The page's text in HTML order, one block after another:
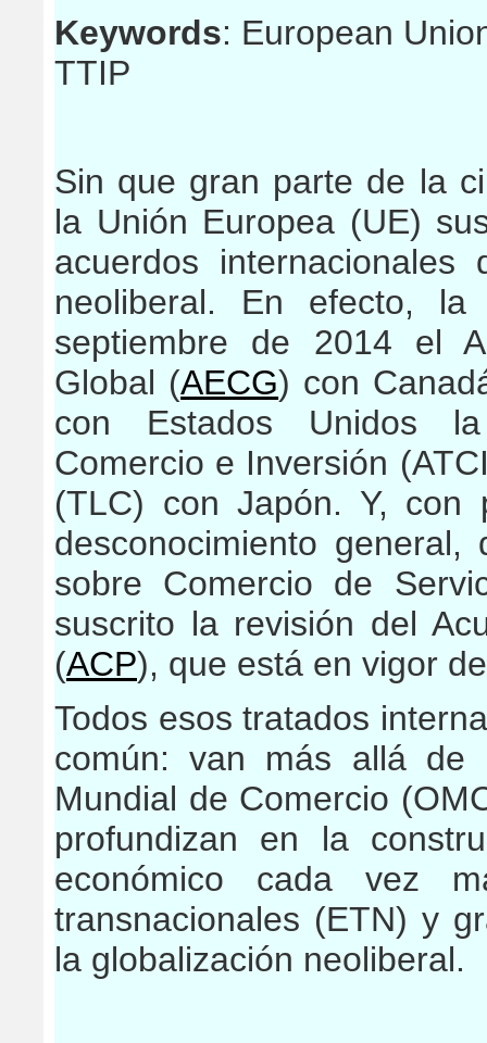
Keywords: European
TTIP
Sin que gran parte de la
la Unión Europea (UE)
acuerdos internacionales
neoliberal. En efecto, la
septiembre de 2014 el
Global (AECG) con
con Estados Unidos la
Comercio e Inversión
(TLC) con Japón. Y,
desconocimiento
sobre Comercio de
suscrito la revisión del
(ACP), que está en vigor
Todos esos tratados
común: van más allá de
Mundial de Comercio
profundizan en la
económico cada vez
transnacionales (ETN) y
la globalización neoliberal.